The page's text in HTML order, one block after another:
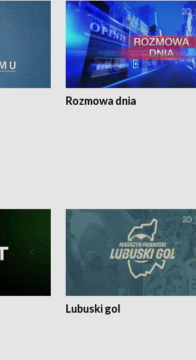
Rozmowa dnia
Lubuski gol